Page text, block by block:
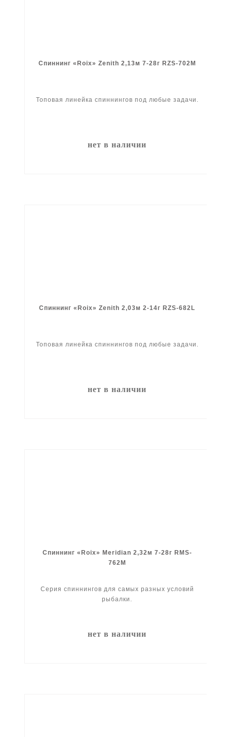
Спиннинг «Roix» Zenith 2,13м 7-28г RZS-702M
Топовая линейка спиннингов под любые задачи.
нет в наличии
Спиннинг «Roix» Zenith 2,03м 2-14г RZS-682L
Топовая линейка спиннингов под любые задачи.
нет в наличии
Спиннинг «Roix» Meridian 2,32м 7-28г RMS-
762M
Серия спиннингов для самых разных условий
рыбалки.
нет в наличии